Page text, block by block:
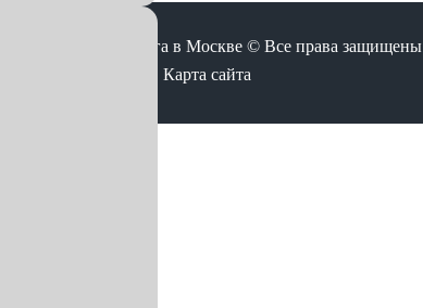
Корректировка пробега в Москве © Все права защищены
Карта сайта